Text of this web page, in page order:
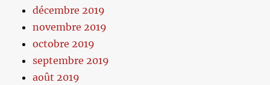
décembre 2019
novembre 2019
octobre 2019
septembre 2019
août 2019